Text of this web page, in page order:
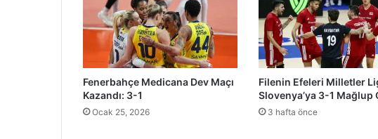
Fenerbahçe Medicana Dev Maçı
Kazandı: 3-1
Ocak 25, 2026
Filenin Efeleri Milletler
Slovenya’ya 3-1 Mağlup
3 hafta önce